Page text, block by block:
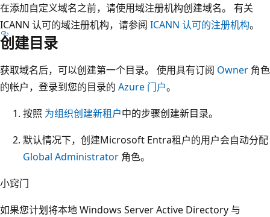
在添加自定义域名之前，请使用域注册机构创建域名。 有关
ICANN 认可的域注册机构，请参阅 ICANN 认可的注册机构。
创建目录
获取域名后，可以创建第一个目录。 使用具有订阅 Owner 角色
的帐户，登录到您的目录的 Azure 门户。
按照 为组织创建新租户中的步骤创建新目录。
默认情况下，创建Microsoft Entra租户的用户会自动分配
Global Administrator 角色。
小窍门
如果您计划将本地 Windows Server Active Directory 与